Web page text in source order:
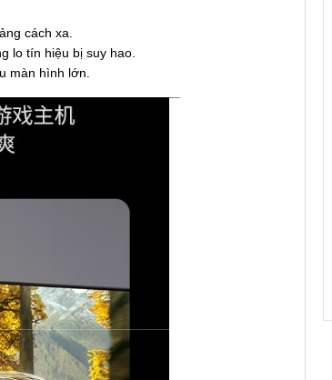
cách xa.
lo tín hiệu bị suy hao.
màn hình lớn.